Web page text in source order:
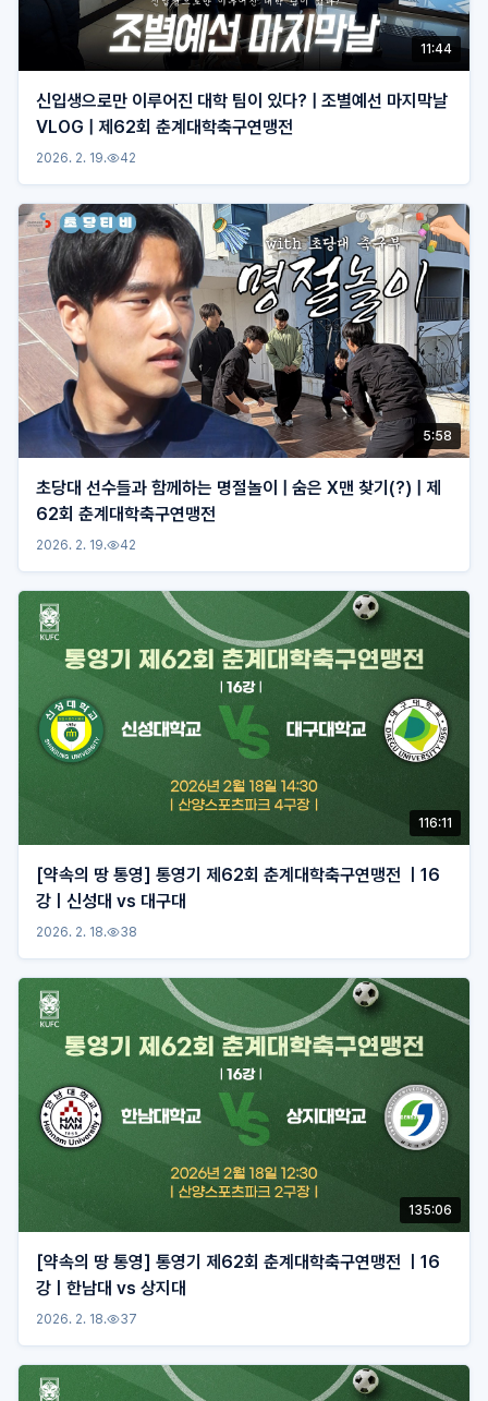
11:44
신입생으로만 이루어진 대학 팀이 있다? | 조별예선 마지막날
VLOG | 제62회 춘계대학축구연맹전
2026. 2. 19. 42
5:58
초당대 선수들과 함께하는 명절놀이 | 숨은 X맨 찾기(?) | 제
62회 춘계대학축구연맹전
2026. 2. 19. 42
116:11
[약속의 땅 통영] 통영기 제62회 춘계대학축구연맹전 ㅣ16
강ㅣ신성대 vs 대구대
2026. 2. 18. 38
135:06
[약속의 땅 통영] 통영기 제62회 춘계대학축구연맹전 ㅣ16
강ㅣ한남대 vs 상지대
2026. 2. 18. 37